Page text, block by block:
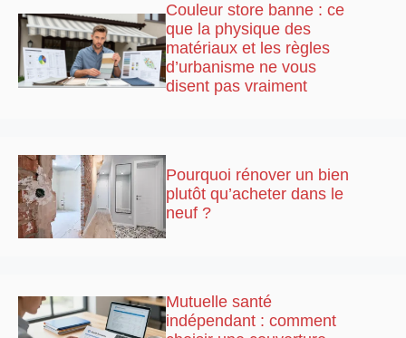
Couleur store banne : ce
que la physique des
matériaux et les règles
d’urbanisme ne vous
disent pas vraiment
Pourquoi rénover un bien
plutôt qu’acheter dans le
neuf ?
Mutuelle santé
indépendant : comment